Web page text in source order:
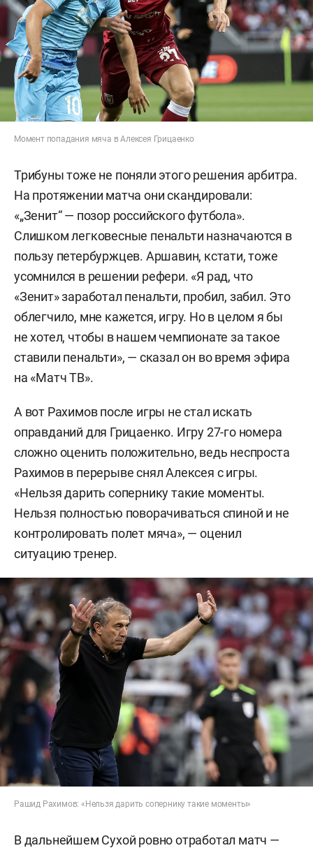
Момент попадания мяча в Алексея Грицаенко
Трибуны тоже не поняли этого решения арбитра.
На протяжении матча они скандировали:
«„Зенит“ — позор российского футбола».
Слишком легковесные пенальти назначаются в
пользу петербуржцев. Аршавин, кстати, тоже
усомнился в решении рефери. «Я рад, что
«Зенит» заработал пенальти, пробил, забил. Это
облегчило, мне кажется, игру. Но в целом я бы
не хотел, чтобы в нашем чемпионате за такое
ставили пенальти», — сказал он во время эфира
на «Матч ТВ».
А вот Рахимов после игры не стал искать
оправданий для Грицаенко. Игру 27-го номера
сложно оценить положительно, ведь неспроста
Рахимов в перерыве снял Алексея с игры.
«Нельзя дарить сопернику такие моменты.
Нельзя полностью поворачиваться спиной и не
контролировать полет мяча», — оценил
ситуацию тренер.
Рашид Рахимов: «Нельзя дарить сопернику такие моменты»
В дальнейшем Сухой ровно отработал матч —